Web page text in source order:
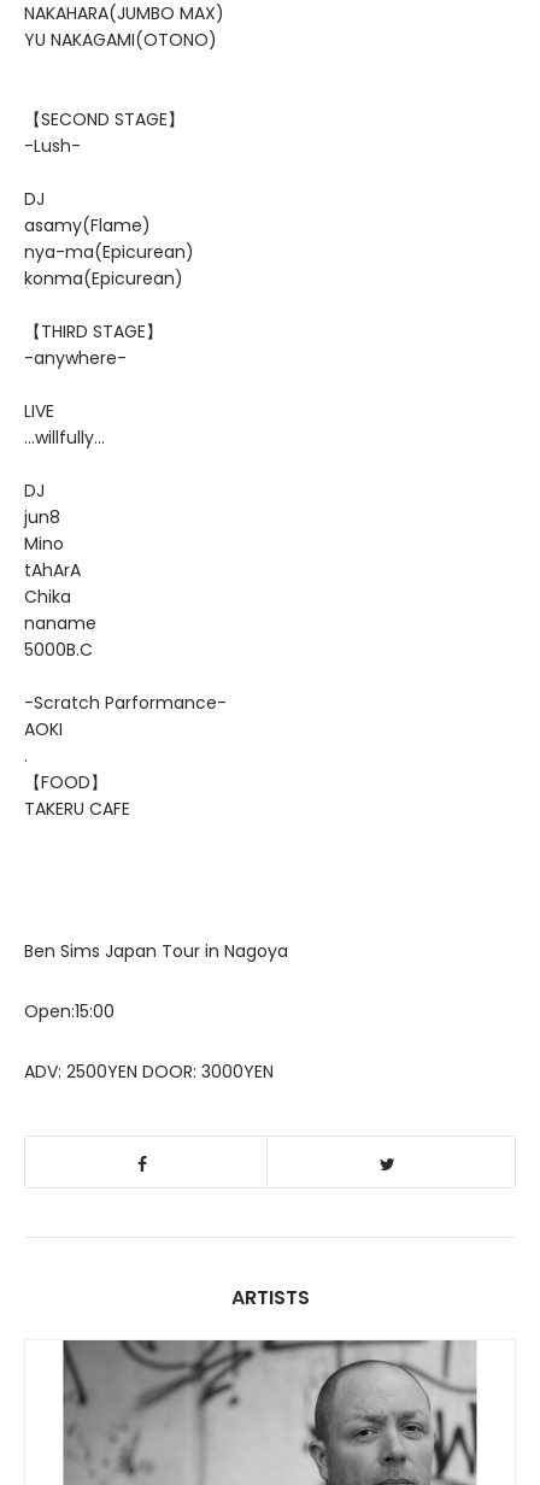
NAKAHARA(JUMBO MAX)
YU NAKAGAMI(OTONO)
【SECOND STAGE】
-Lush-
DJ
asamy(Flame)
nya-ma(Epicurean)
konma(Epicurean)
【THIRD STAGE】
-anywhere-
LIVE
...willfully...
DJ
jun8
Mino
tAhArA
Chika
naname
5000B.C
-Scratch Parformance-
AOKI
.
【FOOD】
TAKERU CAFE
Ben Sims Japan Tour in Nagoya
Open:15:00
ADV: 2500YEN DOOR: 3000YEN
ARTISTS